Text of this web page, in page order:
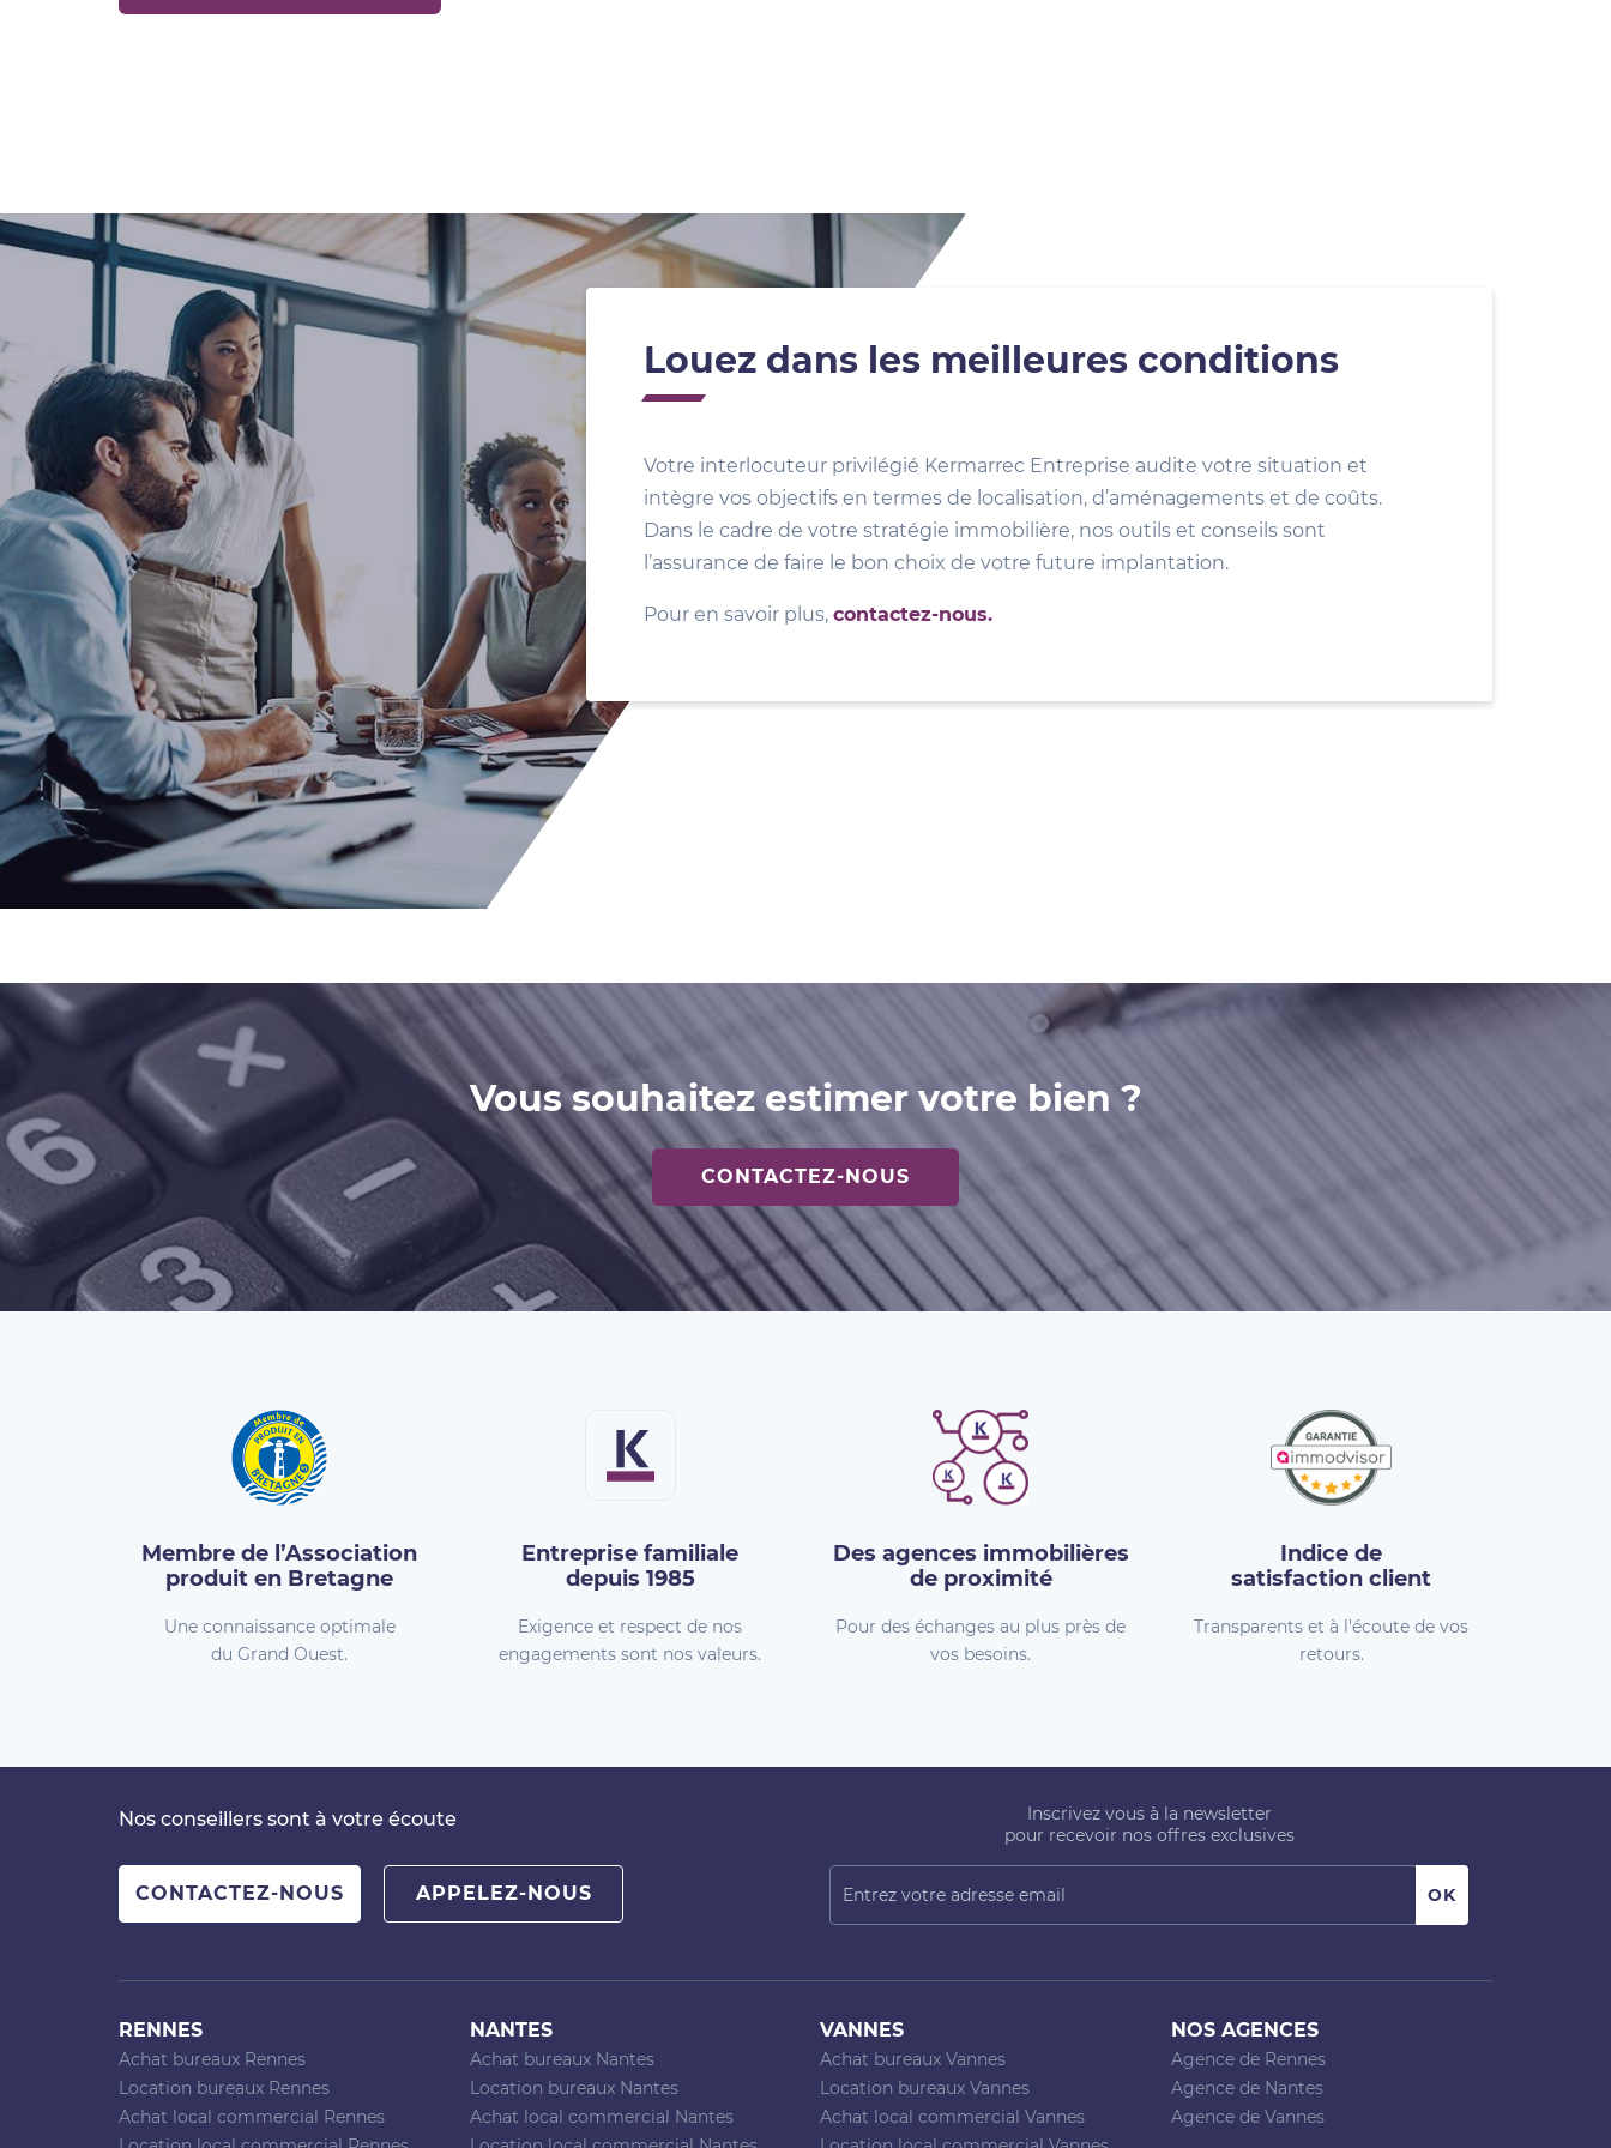
Louez dans les meilleures conditions
Votre interlocuteur privilégié Kermarrec Entreprise audite votre situation et
intègre vos objectifs en termes de localisation, d’aménagements et de coûts.
Dans le cadre de votre stratégie immobilière, nos outils et conseils sont
l’assurance de faire le bon choix de votre future implantation.
Pour en savoir plus, contactez-nous.
Vous souhaitez estimer votre bien ?
CONTACTEZ-NOUS
Membre de l’Association
produit en Bretagne
Une connaissance optimale
du Grand Ouest.
Entreprise familiale
depuis 1985
Exigence et respect de nos
engagements sont nos valeurs.
Des agences immobilières
de proximité
Pour des échanges au plus près de
vos besoins.
Indice de
satisfaction client
Transparents et à l'écoute de vos
retours.
Nos conseillers sont à votre écoute
CONTACTEZ-NOUS APPELEZ-NOUS
Inscrivez vous à la newsletter
pour recevoir nos offres exclusives
RENNES
Achat bureaux Rennes
Location bureaux Rennes
Achat local commercial Rennes
NANTES
Achat bureaux Nantes
Location bureaux Nantes
Achat local commercial Nantes
VANNES
Achat bureaux Vannes
Location bureaux Vannes
Achat local commercial Vannes
NOS AGENCES
Agence de Rennes
Agence de Nantes
Agence de Vannes